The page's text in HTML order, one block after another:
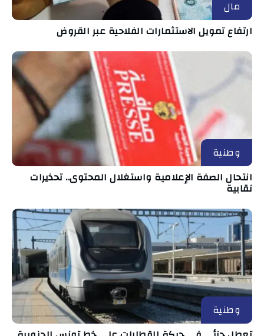
مال
ارتفاع تمويل الاستثمارات الفلاحية عبر القروض
وطنية
انتحال الصفة الإعلامية واستغلال المحتوى.. تحذيرات
نقابية
وطنية